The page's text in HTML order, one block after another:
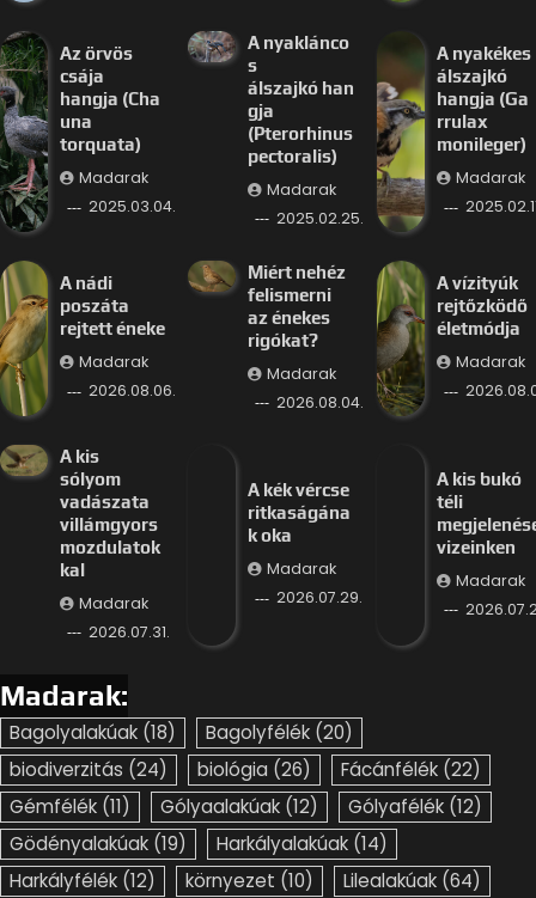
Az örvös
csája
hangja (Cha
una
torquata)
Madarak
2025.03.04.
A nyaklánco
s
álszajkó han
gja
(Pterorhinus
pectoralis)
Madarak
2025.02.25.
A nyakékes
álszajkó
hangja (Ga
rrulax
monileger)
Madarak
A nádi
poszáta
rejtett éneke
Madarak
2026.08.06.
Miért nehéz
felismerni
az énekes
rigókat?
Madarak
2026.08.04.
A vízityúk
rejtőzködő
életmódja
Madarak
A kis
sólyom
vadászata
villámgyors
mozdulatok
kal
Madarak
2026.07.31.
A kék vércse
ritkaságána
k oka
Madarak
2026.07.29.
A kis bukó
téli
vizeinken
Madarak
Madarak:
Bagolyalakúak (18) Bagolyfélék (20)
biodiverzitás (24) biológia (26) Fácánfélék (22)
Gémfélék (11) Gólyaalakúak (12) Gólyafélék (12)
Gödényalakúak (19) Harkályalakúak (14)
Harkályfélék (12) környezet (10) Lilealakúak (64)